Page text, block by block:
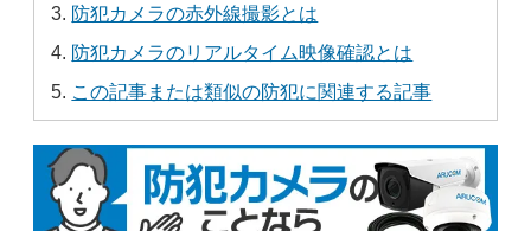
防犯カメラの赤外線撮影とは
防犯カメラのリアルタイム映像確認とは
この記事または類似の防犯に関連する記事